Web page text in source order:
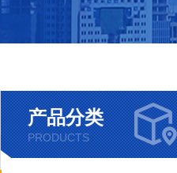
产品分类
PRODUCTS